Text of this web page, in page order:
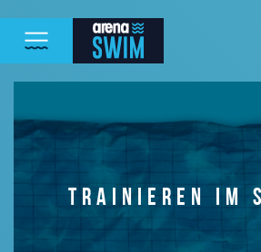
TRAINIEREN IM